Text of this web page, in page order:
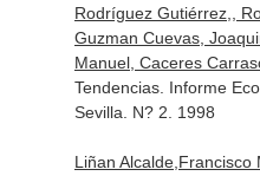
Rodríguez Gutiérrez,,
Guzman Cuevas,
Manuel, Caceres
Tendencias. Informe
Sevilla. N? 2. 1998
Liñan Alcalde,Francisco